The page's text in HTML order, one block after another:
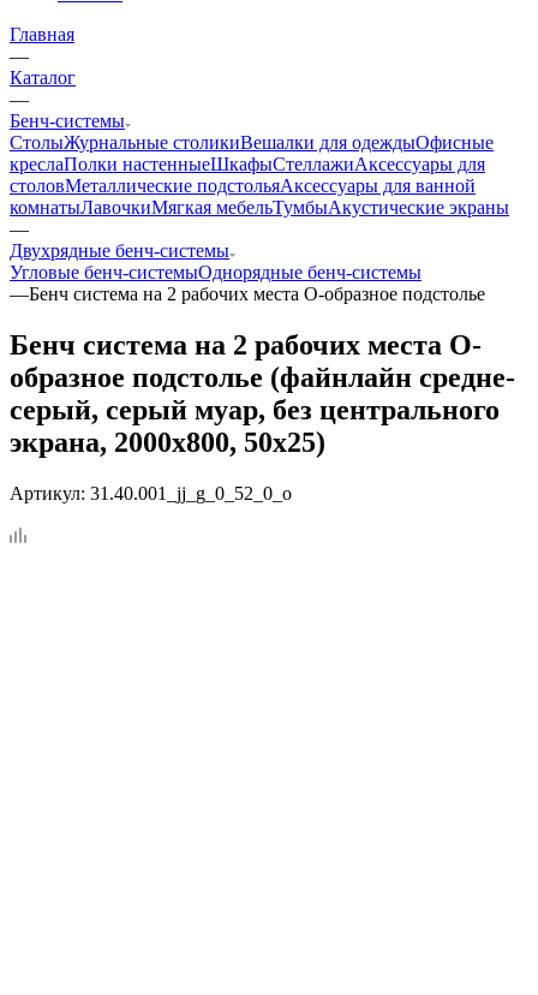
Главная
—
Каталог
—
Бенч-системы
СтолыЖурнальные столикиВешалки для одеждыОфисные
креслаПолки настенныеШкафыСтеллажиАксессуары для
столовМеталлические подстольяАксессуары для ванной
комнатыЛавочкиМягкая мебельТумбыАкустические экраны
—
Двухрядные бенч-системы
Угловые бенч-системыОднорядные бенч-системы
—Бенч система на 2 рабочих места О-образное подстолье
Бенч система на 2 рабочих места О-
образное подстолье (файнлайн средне-
серый, серый муар, без центрального
экрана, 2000x800, 50x25)
Артикул: 31.40.001_jj_g_0_52_0_o